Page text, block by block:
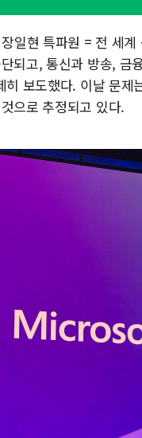
일현 특파원 = 전 세
되고, 통신과 방송, 금
히 보도했다. 이날 문
으로 추정되고 있다.